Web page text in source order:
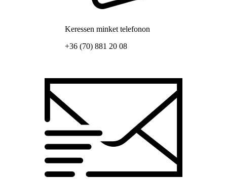
Keressen minket telefonon
+36 (70) 881 20 08